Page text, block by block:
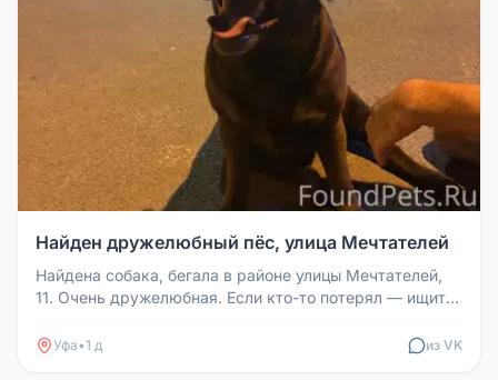
Найден дружелюбный пёс, улица Мечтателей
Найдена собака, бегала в районе улицы Мечтателей,
11. Очень дружелюбная. Если кто-то потерял — ищите
Уфа•1 д из VK